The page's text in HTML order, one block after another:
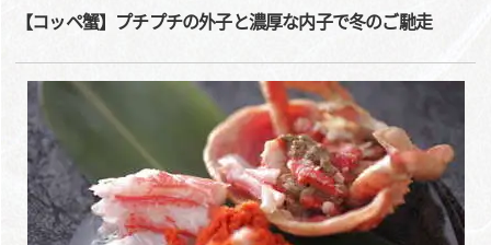
【コッペ蟹】プチプチの外子と濃厚な内子で冬のご馳走